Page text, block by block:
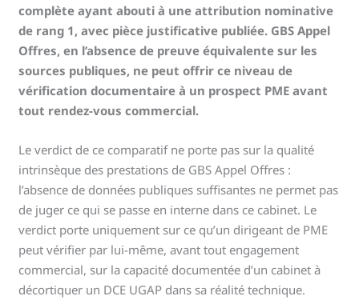
complète ayant abouti à une attribution nominative
de rang 1, avec pièce justificative publiée. GBS Appel
Offres, en l’absence de preuve équivalente sur les
sources publiques, ne peut offrir ce niveau de
vérification documentaire à un prospect PME avant
tout rendez-vous commercial.
Le verdict de ce comparatif ne porte pas sur la qualité
intrinsèque des prestations de GBS Appel Offres :
l’absence de données publiques suffisantes ne permet pas
de juger ce qui se passe en interne dans ce cabinet. Le
verdict porte uniquement sur ce qu’un dirigeant de PME
peut vérifier par lui-même, avant tout engagement
commercial, sur la capacité documentée d’un cabinet à
décortiquer un DCE UGAP dans sa réalité technique.